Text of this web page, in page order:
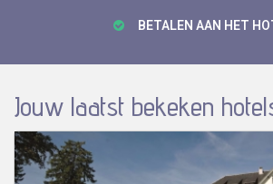
BETALEN AAN HET
Jouw laatst bekeken